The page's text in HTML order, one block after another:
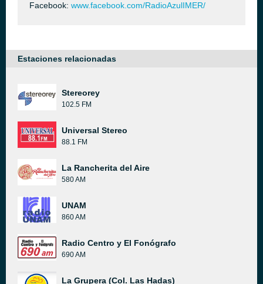
Facebook: www.facebook.com/RadioAzulIMER/
Estaciones relacionadas
Stereorey
102.5 FM
Universal Stereo
88.1 FM
La Rancherita del Aire
580 AM
UNAM
860 AM
Radio Centro y El Fonógrafo
690 AM
La Grupera (Col. Las Hadas)